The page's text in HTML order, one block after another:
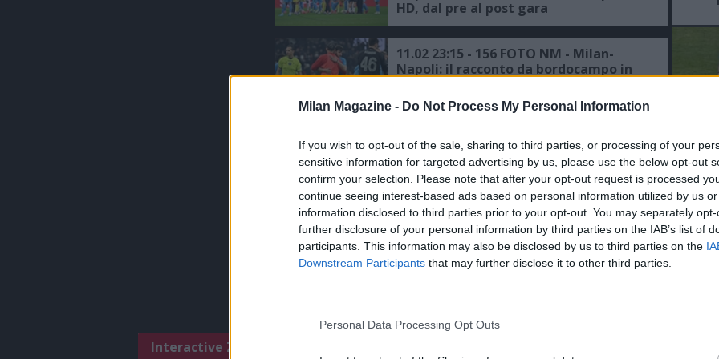
Milan Magazine - Do Not Process My Personal Information
If you wish to opt-out of the sale, sharing to third parties, or processing of your
sensitive information for targeted advertising by us, please use the below opt-out
confirm your selection. Please note that after your opt-out request is processed
continue seeing interest-based ads based on personal information utilized by us
information disclosed to third parties prior to your opt-out. You may separately
further disclosure of your personal information by third parties on the IAB’s list of
participants. This information may also be disclosed by us to third parties on the
Downstream Participants that may further disclose it to other third parties.
Personal Data Processing Opt Outs
Interactive Zone
HD, dal pre al post gara
11.02 23:15 - 156 FOTO NM - Milan-
Napoli: il racconto da bordocampo in
Milan: il racconto da bordocampo in
HD, dal pre al post gara
29.10 19:33 - FOTO SHOW NM - Napoli-
Milan, focus da bordocampo prima del
fischio d’inizio
Milan, focus su Rudi Garcia in
del